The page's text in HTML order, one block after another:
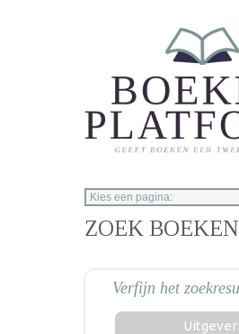
ZOEK BOEKEN
Uitgever